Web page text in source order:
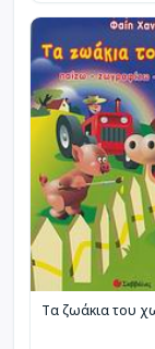
Τα ζωάκια του